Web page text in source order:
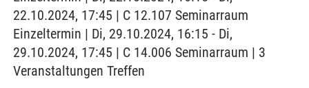
22.10.2024, 17:45 | C 12.107 Seminarraum
Einzeltermin | Di, 29.10.2024, 16:15 - Di,
29.10.2024, 17:45 | C 14.006 Seminarraum | 3
Veranstaltungen Treffen